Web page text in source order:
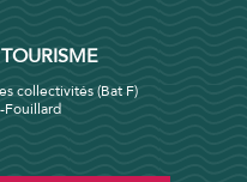
collectivités (Bat F)
Fouillard